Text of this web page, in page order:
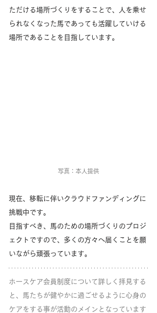
ただける場所づくりをすることで、人を乗せ
られなくなった馬であっても活躍していける
場所であることを目指しています。
写真：本人提供
現在、移転に伴いクラウドファンディングに
挑戦中です。
目指すべき、馬のための場所づくりのプロジ
ェクトですので、多くの方々へ届くことを願
いながら頑張っています。
ホースケア会員制度について詳しく拝見する
と、馬たちが健やかに過ごせるように心身の
ケアをする事が活動のメインとなっています